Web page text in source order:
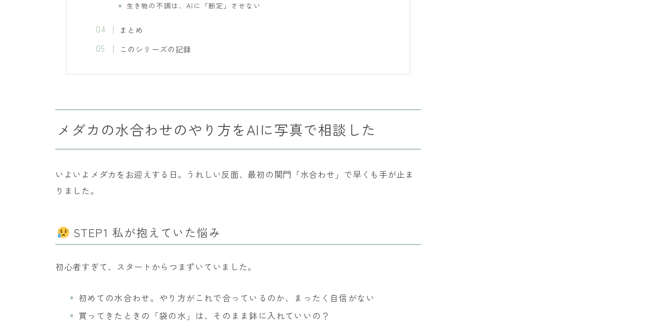
生き物の不調は、AIに「断定」させない
まとめ
このシリーズの記録
メダカの水合わせのやり方をAIに写真で相談した
いよいよメダカをお迎えする日。うれしい反面、最初の関門「水合わせ」で早くも手が止ま
りました。
STEP1 私が抱えていた悩み
初心者すぎて、スタートからつまずいていました。
初めての水合わせ。やり方がこれで合っているのか、まったく自信がない
買ってきたときの「袋の水」は、そのまま鉢に入れていいの？